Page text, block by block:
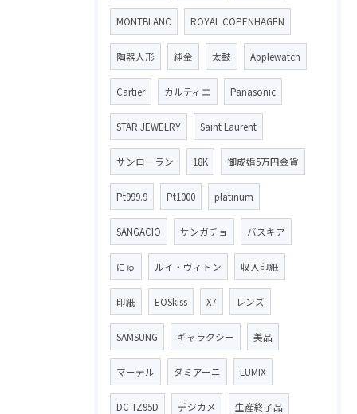
MONTBLANC ROYAL COPENHAGEN
陶器人形 純金 太鼓 Applewatch
Cartier カルティエ Panasonic
STAR JEWELRY Saint Laurent
サンローラン 18K 御成婚5万円金貨
Pt999.9 Pt1000 platinum
SANGACIO サンガチョ バスキア
にゅ ルイ・ヴィトン 収入印紙
印紙 EOSkiss X7 レンズ
SAMSUNG ギャラクシー 美品
マーテル ダミアーニ LUMIX
DC-TZ95D デジカメ 生産終了品